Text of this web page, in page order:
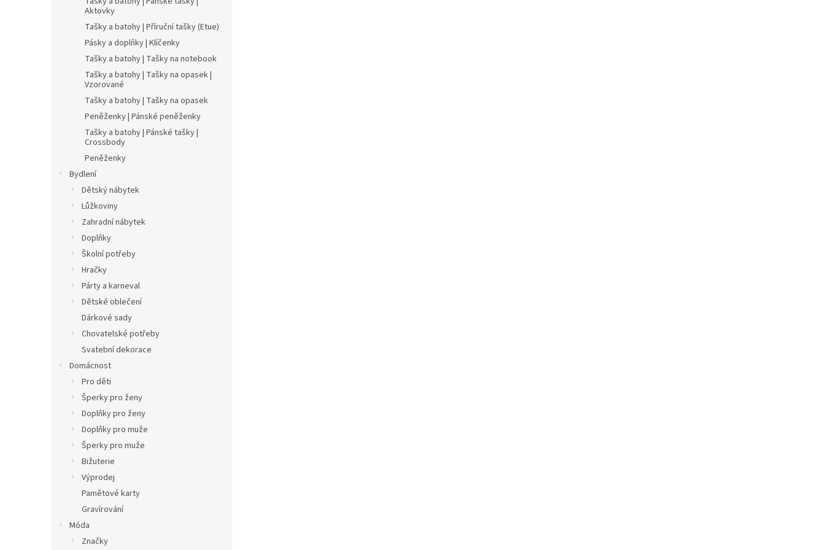
Aktovky
Tašky a batohy | Příruční tašky (Etue)
Pásky a doplňky | Klíčenky
Tašky a batohy | Tašky na notebook
Tašky a batohy | Tašky na opasek |
Vzorované
Tašky a batohy | Tašky na opasek
Peněženky | Pánské peněženky
Tašky a batohy | Pánské tašky |
Crossbody
Peněženky
Bydlení
Dětský nábytek
Lůžkoviny
Zahradní nábytek
Doplňky
Školní potřeby
Hračky
Párty a karneval
Dětské oblečení
Dárkové sady
Chovatelské potřeby
Svatební dekorace
Domácnost
Pro děti
Šperky pro ženy
Doplňky pro ženy
Doplňky pro muže
Šperky pro muže
Bižuterie
Výprodej
Pamětové karty
Gravírování
Móda
Značky